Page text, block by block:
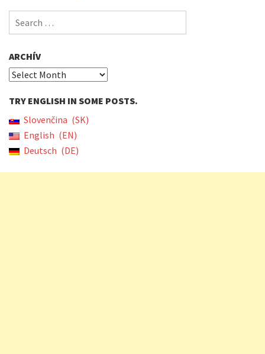
Search
for:
ARCHÍV
Archív
TRY ENGLISH IN SOME POSTS.
Slovenčina
SK
English
EN
Deutsch
DE